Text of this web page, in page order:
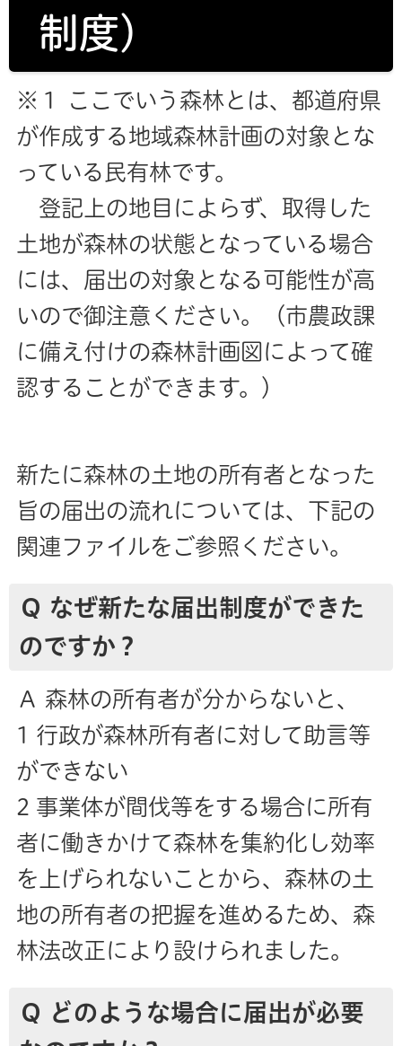
制度）
※１ ここでいう森林とは、都道府県
が作成する地域森林計画の対象とな
っている民有林です。
登記上の地目によらず、取得した
土地が森林の状態となっている場合
には、届出の対象となる可能性が高
いので御注意ください。
（市農政課
に備え付けの森林計画図によって確
認することができます。）
新たに森林の土地の所有者となった
旨の届出の流れについては、下記の
関連ファイルをご参照ください。
Ｑ なぜ新たな届出制度ができた
のですか？
Ａ 森林の所有者が分からないと、
1 行政が森林所有者に対して助言等
ができない
2 事業体が間伐等をする場合に所有
者に働きかけて森林を集約化し効率
を上げられないことから、森林の土
地の所有者の把握を進めるため、森
林法改正により設けられました。
Ｑ どのような場合に届出が必要